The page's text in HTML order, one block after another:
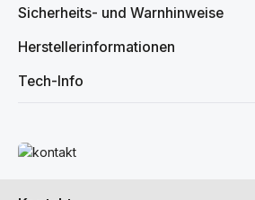
Sicherheits- und Warnhinweise
Herstellerinformationen
Tech-Info
Mehr erfahren